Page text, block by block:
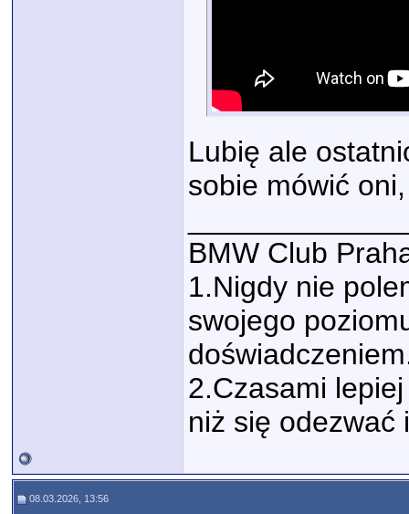
Lubię ale
sobie mówić
BMW Club
1.Nigdy nie
swojego
2.Czasami
niż się odezwać
08.03.2026, 13:56